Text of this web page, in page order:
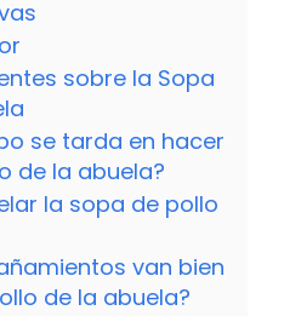
sobre la Sopa
se tarda en hacer
de la abuela?
la sopa de pollo
van bien
de la abuela?